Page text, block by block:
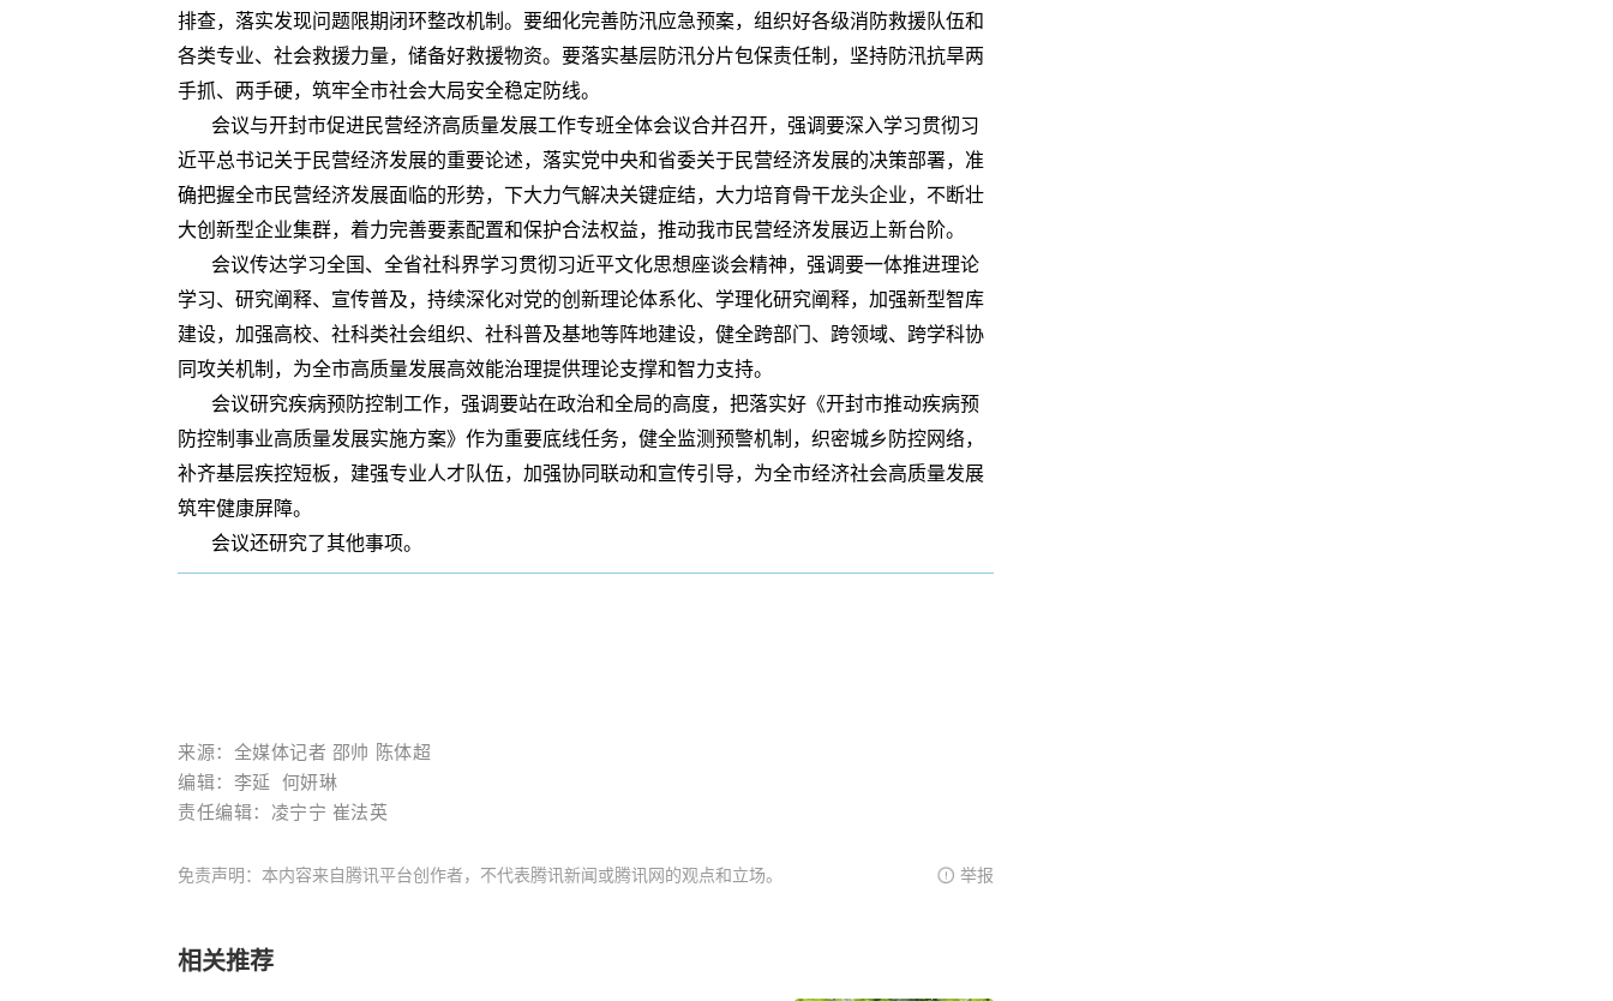
排查，落实发现问题限期闭环整改机制。要细化完善防汛应急预案，组织好各级消防救援队伍和
各类专业、社会救援力量，储备好救援物资。要落实基层防汛分片包保责任制，坚持防汛抗旱两
手抓、两手硬，筑牢全市社会大局安全稳定防线。
会议与开封市促进民营经济高质量发展工作专班全体会议合并召开，强调要深入学习贯彻习
近平总书记关于民营经济发展的重要论述，落实党中央和省委关于民营经济发展的决策部署，准
确把握全市民营经济发展面临的形势，下大力气解决关键症结，大力培育骨干龙头企业，不断壮
大创新型企业集群，着力完善要素配置和保护合法权益，推动我市民营经济发展迈上新台阶。
会议传达学习全国、全省社科界学习贯彻习近平文化思想座谈会精神，强调要一体推进理论
学习、研究阐释、宣传普及，持续深化对党的创新理论体系化、学理化研究阐释，加强新型智库
建设，加强高校、社科类社会组织、社科普及基地等阵地建设，健全跨部门、跨领域、跨学科协
同攻关机制，为全市高质量发展高效能治理提供理论支撑和智力支持。
会议研究疾病预防控制工作，强调要站在政治和全局的高度，把落实好《开封市推动疾病预
防控制事业高质量发展实施方案》作为重要底线任务，健全监测预警机制，织密城乡防控网络，
补齐基层疾控短板，建强专业人才队伍，加强协同联动和宣传引导，为全市经济社会高质量发展
筑牢健康屏障。
会议还研究了其他事项。
来源： 全媒体记者 邵帅 陈体超
编辑：李延 何妍琳
责任编辑：凌宁宁 崔法英
免责声明：本内容来自腾讯平台创作者，不代表腾讯新闻或腾讯网的观点和立场。 举报
相关推荐